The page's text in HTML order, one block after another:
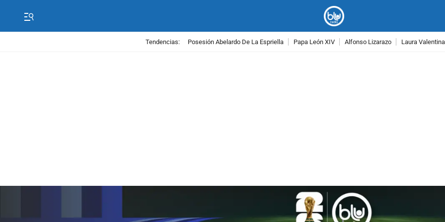
Tendencias: Posesión Abelardo De La Espriella Papa León XIV Alfonso Lizarazo Laura